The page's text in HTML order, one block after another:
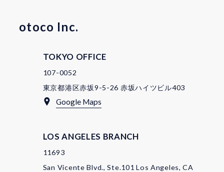
otoco Inc.
TOKYO OFFICE
107-0052
東京都港区赤坂9-5-26 赤坂ハイツビル403
Google Maps
LOS ANGELES BRANCH
11693
San Vicente Blvd., Ste.101 Los Angeles, CA